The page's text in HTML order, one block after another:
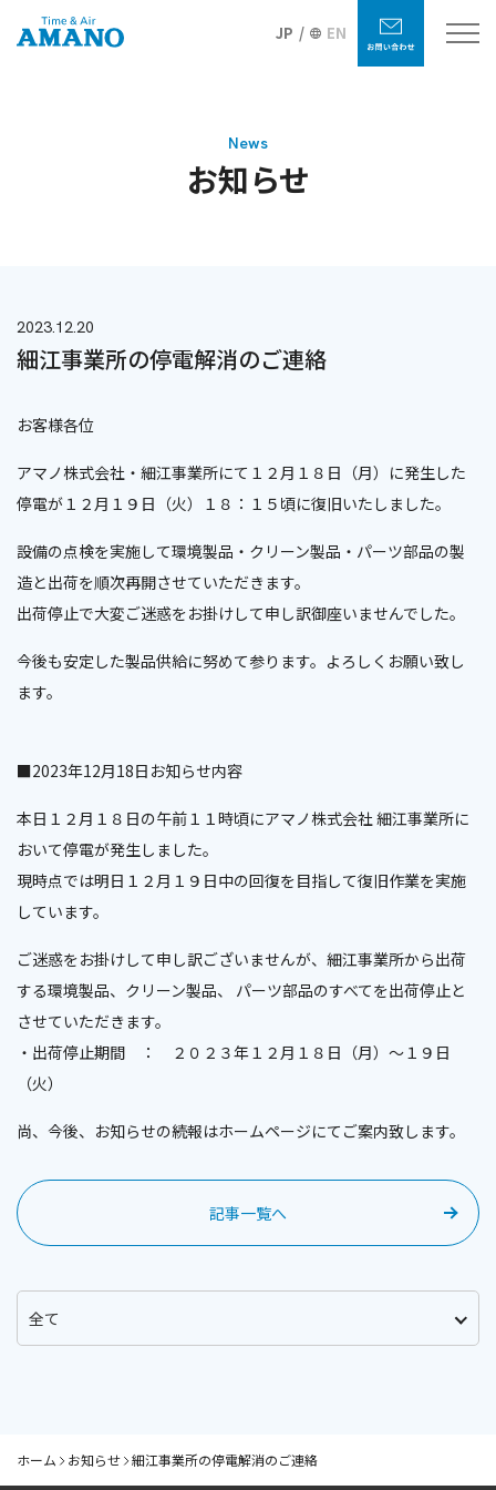
JP EN
News
お知らせ
2023.12.20
細江事業所の停電解消のご連絡
お客様各位
アマノ株式会社・細江事業所にて１２月１８日（月）に発生した
停電が１２月１９日（火）１８：１５頃に復旧いたしました。
設備の点検を実施して環境製品・クリーン製品・パーツ部品の製
造と出荷を順次再開させていただきます。
出荷停止で大変ご迷惑をお掛けして申し訳御座いませんでした。
今後も安定した製品供給に努めて参ります。よろしくお願い致し
ます。
■2023年12月18日お知らせ内容
本日１２月１８日の午前１１時頃にアマノ株式会社 細江事業所に
おいて停電が発生しました。
現時点では明日１２月１９日中の回復を目指して復旧作業を実施
しています。
ご迷惑をお掛けして申し訳ございませんが、細江事業所から出荷
する環境製品、クリーン製品、 パーツ部品のすべてを出荷停止と
させていただきます。
・出荷停止期間 ： ２０２３年１２月１８日（月）～１９日
（火）
尚、今後、お知らせの続報はホームページにてご案内致します。
記事一覧へ
ホーム お知らせ 細江事業所の停電解消のご連絡